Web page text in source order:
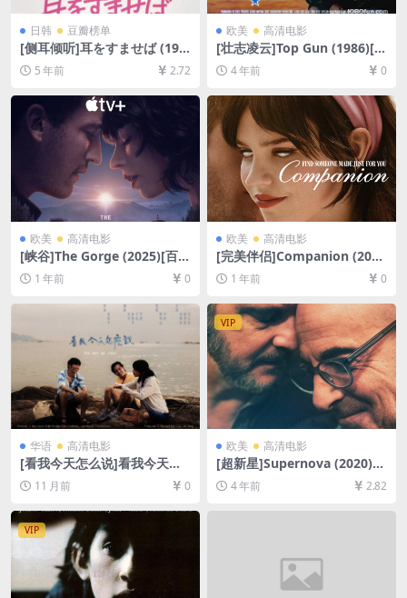
日韩 豆瓣榜单
[侧耳倾听]耳をすませば (199
5)[百度网盘+迅雷云盘资源10
80P超清未删减][MP4/5.7GB]
[日语中字]
5 年前 2.72
欧美 高清电影
[壮志凌云]Top Gun (1986)[百
度网盘+迅雷云盘资源1080P
超清未删减][MP4/6.8GB][中
英字幕]
4 年前 0
欧美 高清电影
[峡谷]The Gorge (2025)[百度
网盘+夸克网盘1080P超清未
删减资源][网盘在线播放/下
1 年前 0
欧美 高清电影
[完美伴侣]Companion (202
5)[百度网盘+夸克网盘1080P
超清未删减资源][网盘在线播
幕]
1 年前 0
华语 高清电影
[看我今天怎么说]看我今天怎
麼說 (2024)[百度网盘+夸克网
盘1080P超清未删减资源][网
盘在线播放/下载][MP4/4.4G
B][粤语中字]
11 月前 0
VIP
欧美 高清电影
[超新星]Supernova (2020)
[百度网盘+迅雷云盘资源1080
P超清未删减][MP4/5.8GB][中
文字幕]
4 年前 2.82
VIP